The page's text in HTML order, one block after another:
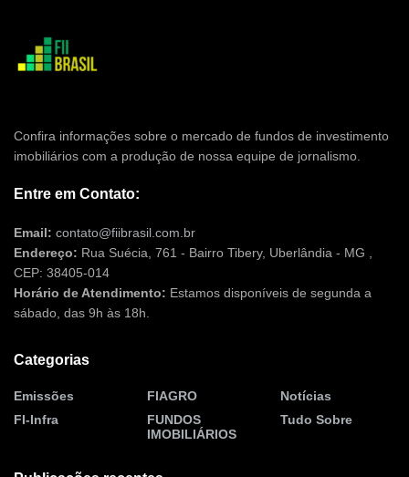
Confira informações sobre o mercado de fundos de investimento
imobiliários com a produção de nossa equipe de jornalismo.
Entre em Contato:
Email: contato@fiibrasil.com.br
Endereço: Rua Suécia, 761 - Bairro Tibery, Uberlândia - MG ,
CEP: 38405-014
Horário de Atendimento: Estamos disponíveis de segunda a
sábado, das 9h às 18h.
Categorias
Emissões
FI-Infra
FIAGRO
FUNDOS
IMOBILIÁRIOS
Notícias
Tudo Sobre